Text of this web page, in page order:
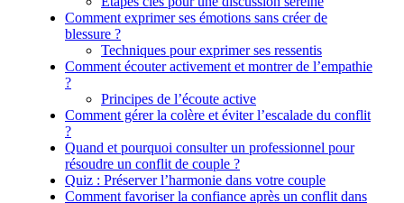
Comment exprimer ses émotions sans créer de
blessure ?
Techniques pour exprimer ses ressentis
Comment écouter activement et montrer de l’empathie
?
Principes de l’écoute active
Comment gérer la colère et éviter l’escalade du conflit
?
Quand et pourquoi consulter un professionnel pour
résoudre un conflit de couple ?
Quiz : Préserver l’harmonie dans votre couple
Comment favoriser la confiance après un conflit dans